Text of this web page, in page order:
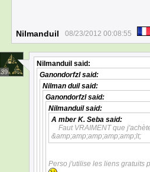
Nilmanduil 08/23/2012 00:08:55
39
Nilmanduil said:
Ganondorfzlsaid:
Nilman duilsaid:
Ganondorfzlsaid:
Nilmanduilsaid:
A mber K. Seba said:
Faut VRAIMENT que
&amp;amp;amp;amp;amp;lt;
Perso j'utilise les liens gratuits